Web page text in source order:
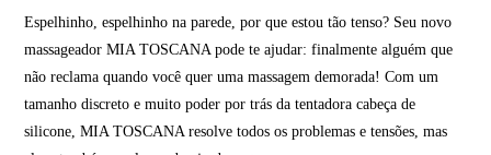
Espelhinho, espelhinho na parede, por que estou tão tenso? Seu novo
massageador MIA TOSCANA pode te ajudar: finalmente alguém que
não reclama quando você quer uma massagem demorada! Com um
tamanho discreto e muito poder por trás da tentadora cabeça de
silicone, MIA TOSCANA resolve todos os problemas e tensões, mas